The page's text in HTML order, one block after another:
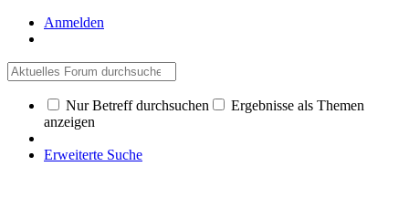
Anmelden
Nur Betreff durchsuchen
Ergebnisse als Themen
anzeigen
Erweiterte Suche